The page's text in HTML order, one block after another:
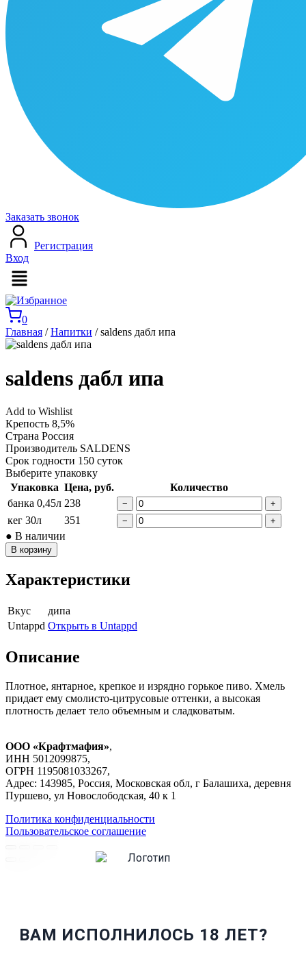
Заказать звонок
Вход
Регистрация
Меню
0
Главная /Напитки / saldens дабл ипа
saldens дабл ипа
Add to Wishlist
Крепость 8,5%
Страна Россия
Производитель SALDENS
Срок годности 150 суток
Выберите упаковку
Упаковка Цена, руб.
Количество
банка 0,45л 238 − +
кег 30л 351 − +
● В наличии
В корзину
Характеристики
Вкус
дипа
Untappd Открыть в Untappd
Описание
Плотное, янтарное, крепкое и изрядно горькое пиво. Хмель
придает ему смолисто-цитрусовые оттенки, а высокая
плотность делает тело объемным и сладковатым.
ООО «Крафтмафия»,
ИНН 5012099875,
ОГРН 1195081033267,
Адрес: 143985, Россия, Московская обл, г Балашиха, деревня
Пуршево, ул Новослободская, 40 к 1
Политика конфиденциальности
Пользовательское соглашение
ВАМ ИСПОЛНИЛОСЬ 18 ЛЕТ?